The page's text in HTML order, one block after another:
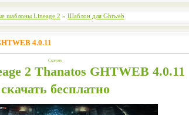
шаблоны Lineage 2 » Шаблон для Ghtweb
4.0.11
Скачать
2 Thanatos GHTWEB 4.0.11
скачать бесплатно